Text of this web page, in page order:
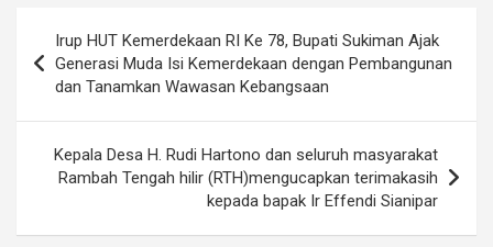
navigation
Irup HUT Kemerdekaan RI Ke 78, Bupati Sukiman Ajak
Generasi Muda Isi Kemerdekaan dengan Pembangunan
dan Tanamkan Wawasan Kebangsaan
Kepala Desa H. Rudi Hartono dan seluruh masyarakat
Rambah Tengah hilir (RTH)mengucapkan terimakasih
kepada bapak Ir Effendi Sianipar